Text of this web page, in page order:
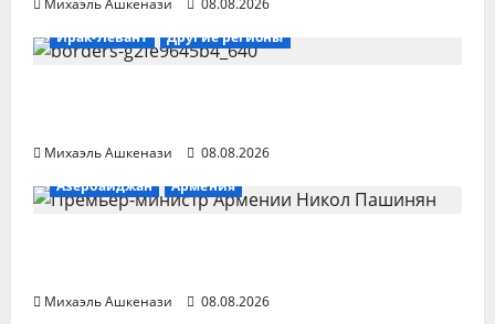
Михаэль Ашкенази
08.08.2026
Ирак-Левант
Другие регионы
Михаэль Ашкенази
08.08.2026
Азербайджан
Армения
Михаэль Ашкенази
08.08.2026